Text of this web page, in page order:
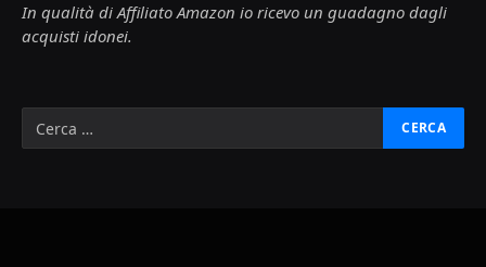
In qualità di Affiliato Amazon io ricevo un guadagno dagli
acquisti idonei.